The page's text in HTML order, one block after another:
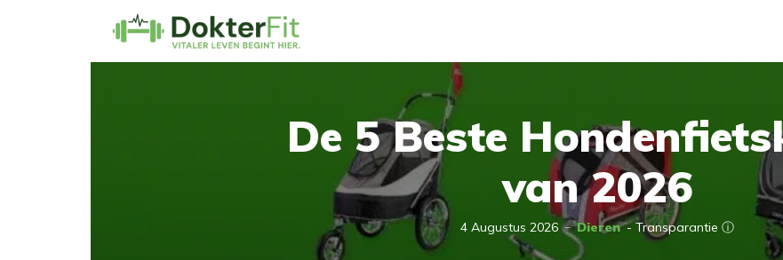
De 5 Beste
van 2026
4 Augustus 2026 Dieren - Transparantie ⓘ